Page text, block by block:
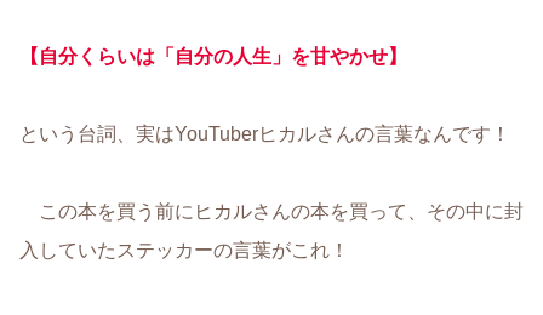
【自分くらいは「自分の人生」を甘やかせ】
という台詞、実はYouTuberヒカルさんの言葉なんです！
この本を買う前にヒカルさんの本を買って、その中に封
入していたステッカーの言葉がこれ！